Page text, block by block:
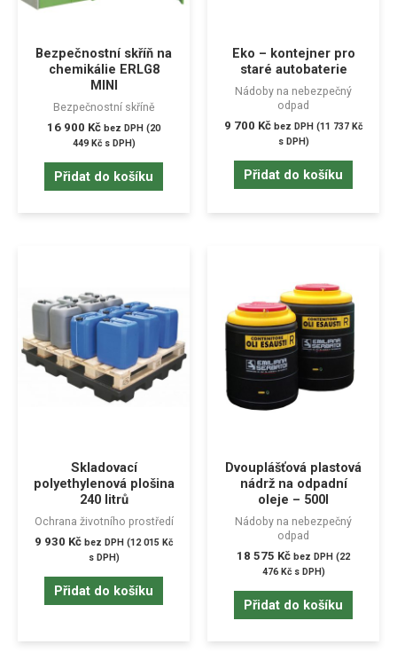
Bezpečnostní skříň na
chemikálie ERLG8
MINI
Bezpečnostní skříně
16 900 Kč bez DPH (20
449Kčs DPH)
Přidat do košíku
Eko – kontejner pro
staré autobaterie
Nádoby na nebezpečný
odpad
9 700 Kč bez DPH (11 737 Kč
s DPH)
Přidat do košíku
Skladovací
polyethylenová plošina
240 litrů
Ochrana životního prostředí
9 930 Kč bez DPH (12 015 Kč
s DPH)
Přidat do košíku
Dvouplášťová plastová
nádrž na odpadní
oleje – 500l
Nádoby na nebezpečný
odpad
18 575 Kč bez DPH (22
476 Kčs DPH)
Přidat do košíku